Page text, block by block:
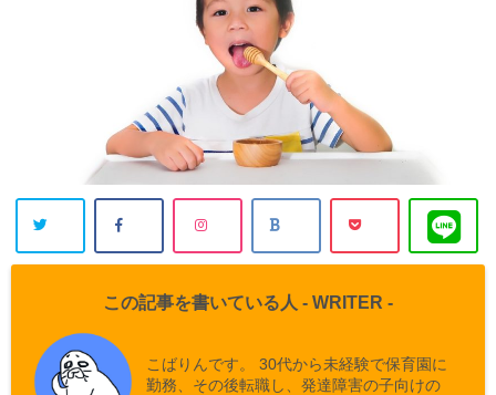
この記事を書いている人 - WRITER -
こばりんです。 30代から未経験で保育園に
勤務、その後転職し、発達障害の子向けの